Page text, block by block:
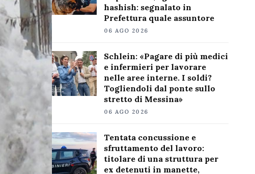
hashish: segnalato in
Prefettura quale assuntore
06 AGO 2026
Schlein: «Pagare di più medici
e infermieri per lavorare
nelle aree interne. I soldi?
Togliendoli dal ponte sullo
stretto di Messina»
06 AGO 2026
Tentata concussione e
sfruttamento del lavoro:
titolare di una struttura per
ex detenuti in manette,